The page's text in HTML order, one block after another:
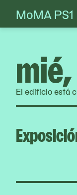
Skip
to
MoMA PS1
El edificio está